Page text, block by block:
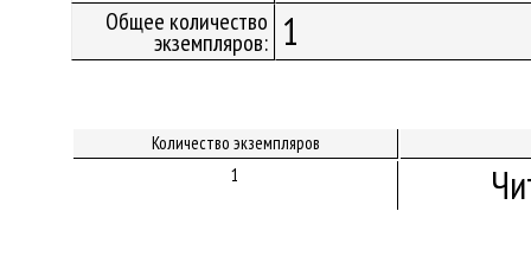
Общее количество
экземпляров: 1
Количество экземпляров
1